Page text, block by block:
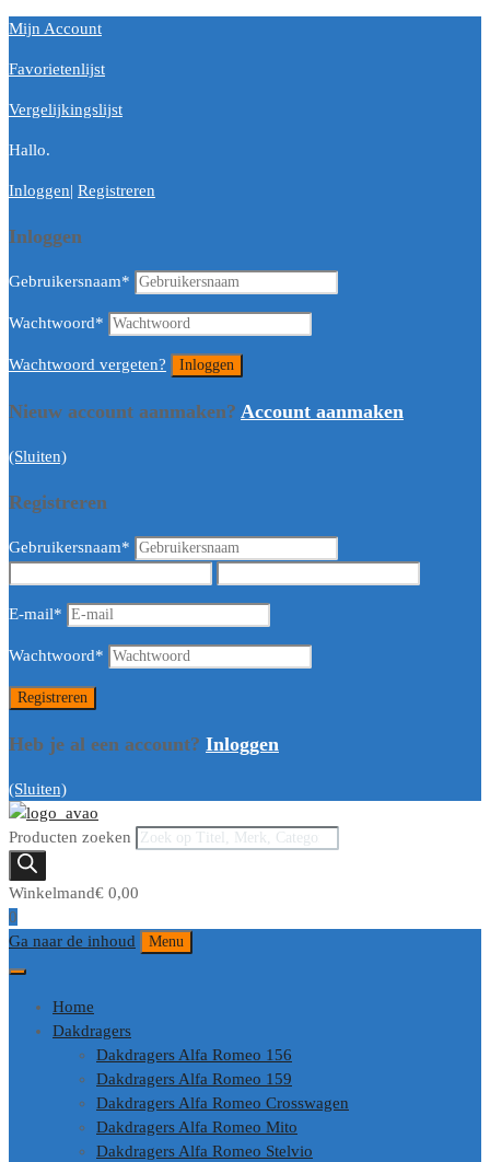
Mijn Account
Favorietenlijst
Vergelijkingslijst
Hallo.
Inloggen| Registreren
Inloggen
Gebruikersnaam*
Wachtwoord*
Wachtwoord vergeten?
Nieuw account aanmaken? Account aanmaken
(Sluiten)
Registreren
Gebruikersnaam*
E-mail*
Wachtwoord*
Heb je al een account? Inloggen
(Sluiten)
Producten zoeken
Winkelmand€ 0,00
0
Ga naar de inhoud
Menu
Home
Dakdragers
Dakdragers Alfa Romeo 156
Dakdragers Alfa Romeo 159
Dakdragers Alfa Romeo Crosswagen
Dakdragers Alfa Romeo Mito
Dakdragers Alfa Romeo Stelvio